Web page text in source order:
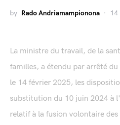
by Rado Andriamampionona 14
La ministre du travail, de la
familles, a étendu par arrêté
le 14 février 2025, les
substitution du 10 juin 2024 à
relatif à la fusion volontaire